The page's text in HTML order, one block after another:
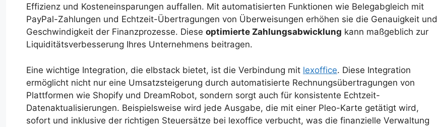
Effizienz und Kosteneinsparungen auffallen. Mit automatisierten Funktionen wie Belegabgleich mit
PayPal-Zahlungen und Echtzeit-Übertragungen von Überweisungen erhöhen sie die Genauigkeit und
Geschwindigkeit der Finanzprozesse. Diese optimierte Zahlungsabwicklung kann maßgeblich zur
Liquiditätsverbesserung Ihres Unternehmens beitragen.
Eine wichtige Integration, die elbstack bietet, ist die Verbindung mit lexoffice. Diese Integration
ermöglicht nicht nur eine Umsatzsteigerung durch automatisierte Rechnungsübertragungen von
Plattformen wie Shopify und DreamRobot, sondern sorgt auch für konsistente Echtzeit-
Datenaktualisierungen. Beispielsweise wird jede Ausgabe, die mit einer Pleo-Karte getätigt wird,
sofort und inklusive der richtigen Steuersätze bei lexoffice verbucht, was die finanzielle Verwaltung